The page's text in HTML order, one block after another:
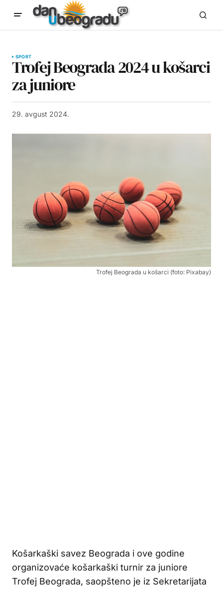
SPORT
Trofej Beograda 2024 u košarci
za juniore
29. avgust 2024.
Trofej Beograda u košarci (foto: Pixabay)
Košarkaški savez Beograda i ove godine
organizovaće košarkaški turnir za juniore
Trofej Beograda, saopšteno je iz Sekretarijata